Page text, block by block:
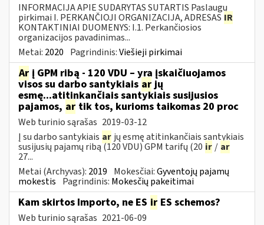
INFORMACIJA APIE SUDARYTAS SUTARTIS Paslaugų
pirkimai I. PERKANČIOJI ORGANIZACIJA, ADRESAS IR
KONTAKTINIAI DUOMENYS: I.1. Perkančiosios
organizacijos pavadinimas...
Metai: 2020 Pagrindinis:Viešieji pirkimai
Ar į GPM ribą - 120 VDU – yra įskaičiuojamos
visos su darbo santykiais arjų
esmę...atitinkančiais santykiais susijusios
pajamos, ar tik tos, kurioms taikomas 20 proc
Web turinio sąrašas 2019-03-12
Į su darbo santykiais ar jų esmę atitinkančiais santykiais
susijusių pajamų ribą (120 VDU) GPM tarifų (20 ir / ar
27...
Metai (Archyvas): 2019 Mokesčiai:Gyventojų pajamų
mokestis Pagrindinis: Mokesčių pakeitimai
Kam skirtos Importo, ne ES ir ES schemos?
Web turinio sąrašas 2021-06-09